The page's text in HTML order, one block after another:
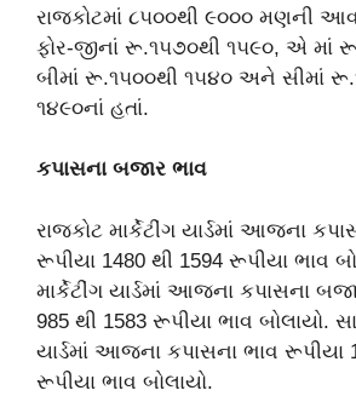
રાજકોટમાં ૮૫૦૦થી ૯૦૦૦ મણની
ફોર-જીનાં રૂ.૧૫૭૦થી ૧૫૯૦, એ માં
બીમાં રૂ.૧૫૦૦થી ૧૫૪૦ અને સીમાં
૧૪૯૦નાં હતાં.
કપાસના બજાર ભાવ
રાજકોટ માર્કેટીંગ યાર્ડમાં આજના
રૂપીયા 1480 થી 1594 રૂપીયા ભાવ
માર્કેટીંગ યાર્ડમાં આજના કપાસના
985 થી 1583 રૂપીયા ભાવ બોલાયો.
યાર્ડમાં આજના કપાસના ભાવ રૂપીયા
રૂપીયા ભાવ બોલાયો.